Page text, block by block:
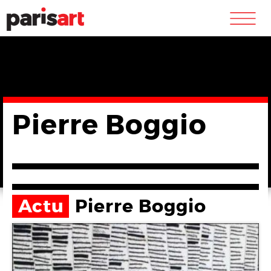
m
Pierre Boggio
Actu Pierre Boggio